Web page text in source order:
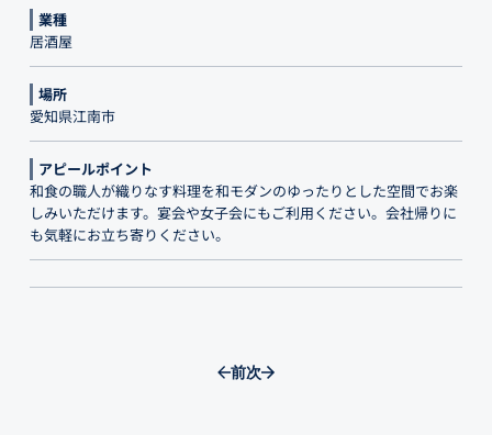
業種
居酒屋
場所
愛知県江南市
アピールポイント
和食の職人が織りなす料理を和モダンのゆったりとした空間でお楽
しみいただけます。宴会や女子会にもご利用ください。会社帰りに
も気軽にお立ち寄りください。
前次